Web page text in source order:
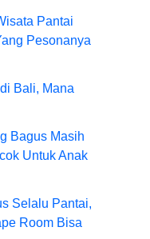
Pantai
Pesonanya
Bali, Mana
Bagus Masih
Untuk Anak
Selalu Pantai,
Room Bisa